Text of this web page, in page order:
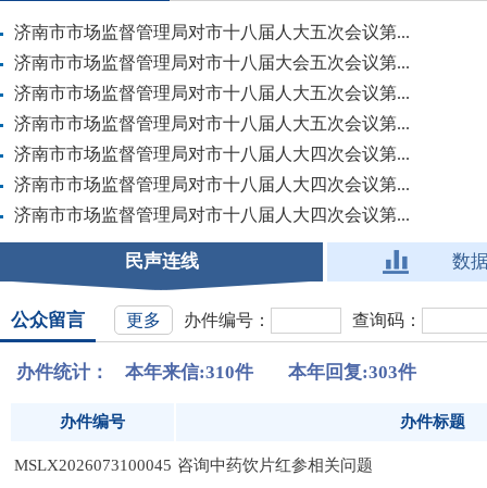
济南市市场监督管理局对市十八届人大五次会议第...
济南市市场监督管理局对市十八届大会五次会议第...
济南市市场监督管理局对市十八届人大五次会议第...
济南市市场监督管理局对市十八届人大五次会议第...
济南市市场监督管理局对市十八届人大四次会议第...
济南市市场监督管理局对市十八届人大四次会议第...
济南市市场监督管理局对市十八届人大四次会议第...
民声连线 数
公众留言 更多